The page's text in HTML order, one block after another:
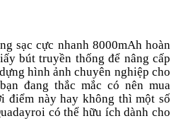
sạc cực nhanh 8000mAh hoàn
bút truyền thống để nâng cấp
hình ảnh chuyên nghiệp cho
đang thắc mắc có nên mua
điểm này hay không thì một số
có thể hữu ích dành cho